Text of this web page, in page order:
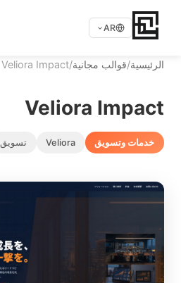
AR
الرئيسية/قوالب مجانية/
Veliora Impact
Veliora Impact
خدمات وتسويق Veliora تسويق